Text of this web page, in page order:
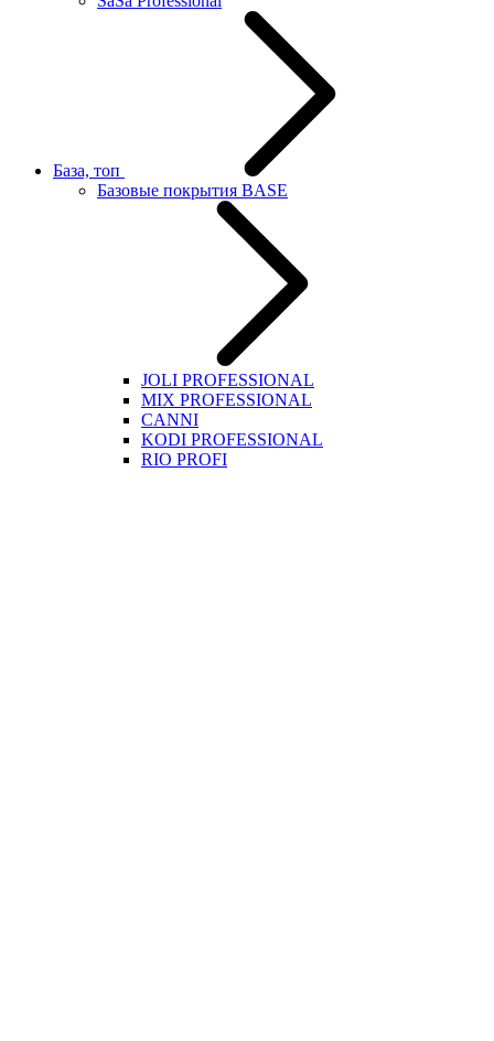
База, топ
Базовые покрытия BASE
JOLI PROFESSIONAL
MIX PROFESSIONAL
CANNI
KODI PROFESSIONAL
RIO PROFI